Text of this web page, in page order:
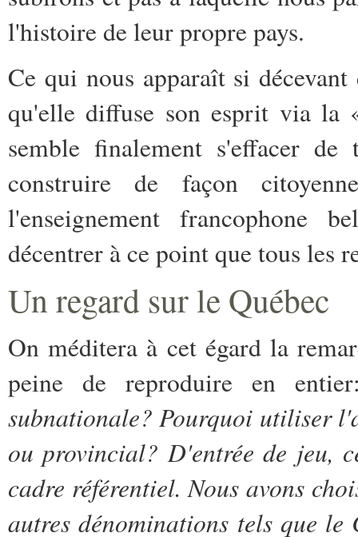
l'histoire de leur propre pays.
Ce qui nous apparaît si
qu'elle diffuse son esprit via la
semble finalement s'effacer
construire de façon
l'enseignement francophone
décentrer à ce point que tous les
Un regard sur le Québec
On méditera à cet égard la
peine de reproduire en
subnationale? Pourquoi utiliser
ou provincial? D'entrée de jeu,
cadre référentiel. Nous avons
autres dénominations tels que